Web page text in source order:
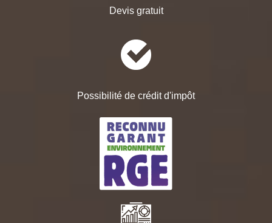
Devis gratuit
Possibilité de crédit d'impôt